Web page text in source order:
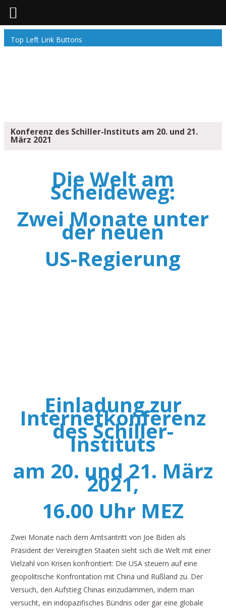
Top Left Link Buttons
Konferenz des Schiller-Instituts am 20. und 21.
März 2021
Die Welt am
Scheideweg:
Zwei Monate unter
der neuen
US-Regierung
Einladung zur
Internetkonferenz
des Schiller-
Instituts
am 20. und 21. März
2021,
16.00 Uhr MEZ
Zwei Monate nach dem Amtsantritt von Joe Biden als
Präsident der Vereinigten Staaten sieht sich die Welt mit einer
Vielzahl von Krisen konfrontiert: Die USA steuern auf eine
geopolitische Konfrontation mit China und Rußland zu. Der
Versuch, den Aufstieg Chinas einzudämmen, indem man
versucht, ein indopazifisches Bündnis oder gar eine globale